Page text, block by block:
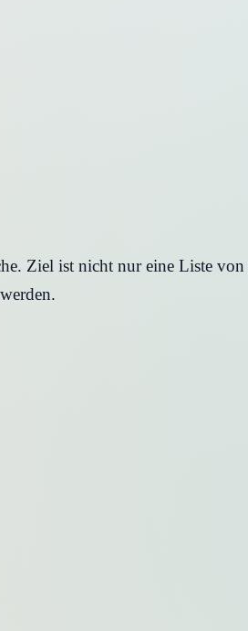
Ziel ist nicht nur eine Liste